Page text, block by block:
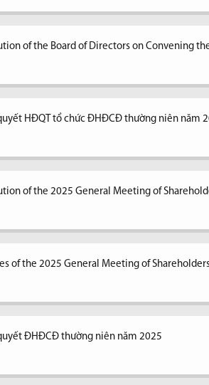
of the Board of Directors on Convening
HĐQT tổ chức ĐHĐCĐ thường niên năm
of the 2025 General Meeting of
of the 2025 General Meeting of
ĐHĐCĐ thường niên năm 2025